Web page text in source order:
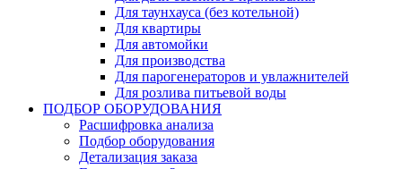
Для таунхауса (без котельной)
Для квартиры
Для автомойки
Для производства
Для парогенераторов и увлажнителей
Для розлива питьевой воды
ПОДБОР ОБОРУДОВАНИЯ
Расшифровка анализа
Подбор оборудования
Детализация заказа